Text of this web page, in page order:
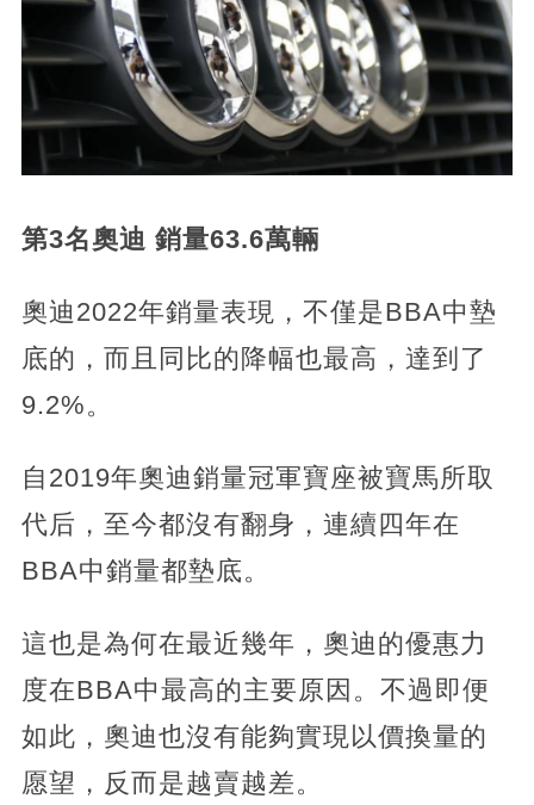
第3名奧迪 銷量63.6萬輛
奧迪2022年銷量表現，不僅是BBA中墊
底的，而且同比的降幅也最高，達到了
9.2%。
自2019年奧迪銷量冠軍寶座被寶馬所取
代后，至今都沒有翻身，連續四年在
BBA中銷量都墊底。
這也是為何在最近幾年，奧迪的優惠力
度在BBA中最高的主要原因。不過即便
如此，奧迪也沒有能夠實現以價換量的
愿望，反而是越賣越差。